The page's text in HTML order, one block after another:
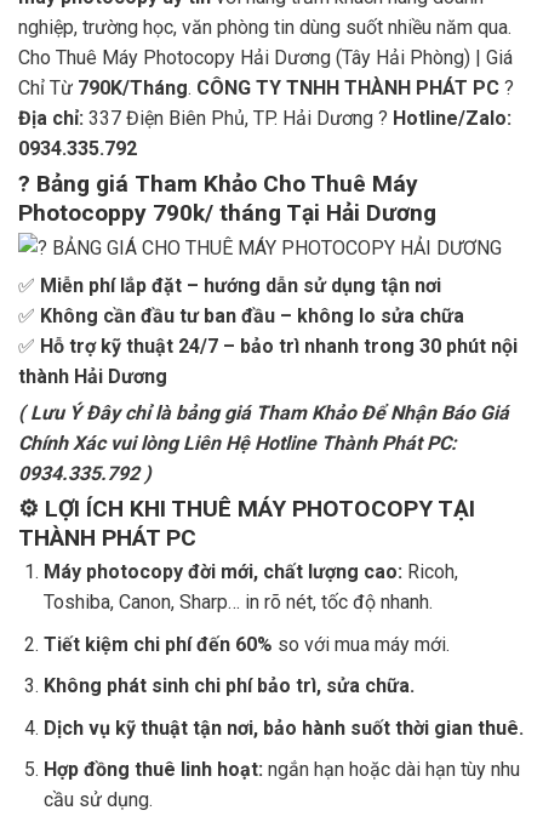
nghiệp, trường học, văn phòng tin dùng suốt nhiều năm qua.
Cho Thuê Máy Photocopy Hải Dương (Tây Hải Phòng) | Giá
Chỉ Từ 790K/Tháng. CÔNG TY TNHH THÀNH PHÁT PC ?
Địa chỉ: 337 Điện Biên Phủ, TP. Hải Dương ? Hotline/Zalo:
0934.335.792
? Bảng giá Tham Khảo Cho Thuê Máy
Photocoppy 790k/ tháng Tại Hải Dương
✅ Miễn phí lắp đặt – hướng dẫn sử dụng tận nơi
✅ Không cần đầu tư ban đầu – không lo sửa chữa
✅ Hỗ trợ kỹ thuật 24/7 – bảo trì nhanh trong 30 phút nội
thành Hải Dương
( Lưu Ý Đây chỉ là bảng giá Tham Khảo Để Nhận Báo Giá
Chính Xác vui lòng Liên Hệ Hotline Thành Phát PC:
0934.335.792 )
⚙️ LỢI ÍCH KHI THUÊ MÁY PHOTOCOPY TẠI
THÀNH PHÁT PC
Máy photocopy đời mới, chất lượng cao: Ricoh,
Toshiba, Canon, Sharp… in rõ nét, tốc độ nhanh.
Tiết kiệm chi phí đến 60% so với mua máy mới.
Không phát sinh chi phí bảo trì, sửa chữa.
Dịch vụ kỹ thuật tận nơi, bảo hành suốt thời gian thuê.
Hợp đồng thuê linh hoạt: ngắn hạn hoặc dài hạn tùy nhu
cầu sử dụng.